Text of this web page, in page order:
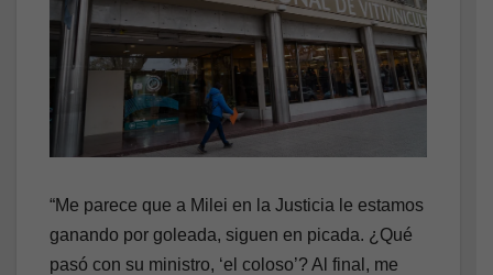
“Me parece que a Milei en la Justicia le estamos
ganando por goleada, siguen en picada. ¿Qué
pasó con su ministro, ‘el coloso’? Al final, me